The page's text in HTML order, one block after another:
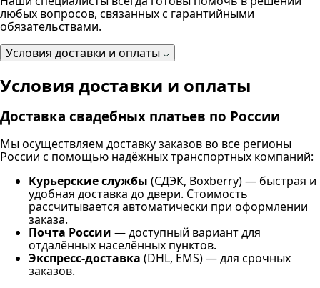
любых вопросов, связанных с гарантийными
обязательствами.
Условия доставки и оплаты
Условия доставки и оплаты
Доставка свадебных платьев по России
Мы осуществляем доставку заказов во все регионы
России с помощью надёжных транспортных компаний:
Курьерские службы (СДЭК, Boxberry) — быстрая и
удобная доставка до двери. Стоимость
рассчитывается автоматически при оформлении
заказа.
Почта России — доступный вариант для
отдалённых населённых пунктов.
Экспресс-доставка (DHL, EMS) — для срочных
заказов.